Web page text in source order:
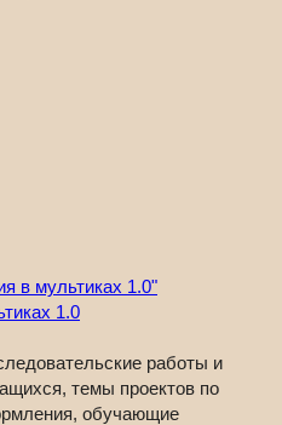
в мультиках 1.0"
работы и
темы проектов по
обучающие